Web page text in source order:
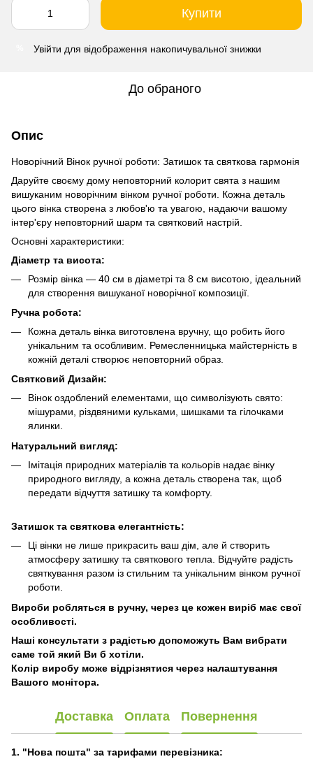
Купити
Увійти для відображення накопичувальної знижки
До обраного
Опис
Новорічний Вінок ручної роботи: Затишок та святкова гармонія
Даруйте своєму дому неповторний колорит свята з нашим
вишуканим новорічним вінком ручної роботи. Кожна деталь
цього вінка створена з любов'ю та увагою, надаючи вашому
інтер'єру неповторний шарм та святковий настрій.
Основні характеристики:
Діаметр та висота:
Розмір вінка — 40 см в діаметрі та 8 см висотою, ідеальний
для створення вишуканої новорічної композиції.
Ручна робота:
Кожна деталь вінка виготовлена вручну, що робить його
унікальним та особливим. Ремесленницька майстерність в
кожній деталі створює неповторний образ.
Святковий Дизайн:
Вінок оздоблений елементами, що символізують свято:
мішурами, різдвяними кульками, шишками та гілочками
ялинки.
Натуральний вигляд:
Імітація природних матеріалів та кольорів надає вінку
природного вигляду, а кожна деталь створена так, щоб
передати відчуття затишку та комфорту.
Затишок та святкова елегантність:
Ці вінки не лише прикрасить ваш дім, але й створить
атмосферу затишку та святкового тепла. Відчуйте радість
святкування разом із стильним та унікальним вінком ручної
роботи.
Вироби робляться в ручну, через це кожен виріб має свої
особливості.
Наші консультати з радістью допоможуть Вам вибрати
саме той який Ви б хотіли.
Колір виробу може відрізнятися через налаштування
Вашого монітора.
Доставка Оплата Повернення
1. "Нова пошта" за тарифами перевізника: